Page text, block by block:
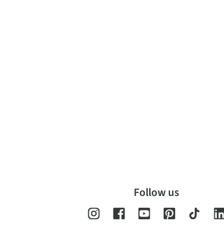
Follow us